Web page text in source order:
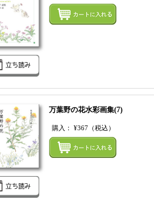
カートにいれる
カートにいれる
万葉野の花水彩画集(7)
購入： ¥367（税込）